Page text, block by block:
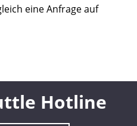
eine Anfrage auf
Hotline